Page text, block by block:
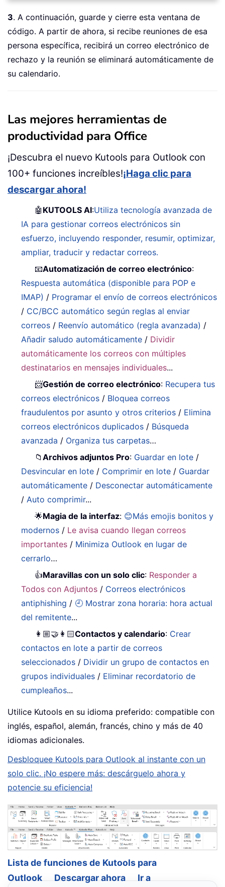
3. A continuación, guarde y cierre esta ventana de
código. A partir de ahora, si recibe reuniones de esa
persona específica, recibirá un correo electrónico de
rechazo y la reunión se eliminará automáticamente de
su calendario.
Las mejores herramientas de
productividad para Office
¡Descubra el nuevo Kutools para Outlook con
100+ funciones increíbles!¡Haga clic para
descargar ahora!
🤖 KUTOOLS AI:Utiliza tecnología avanzada de
IA para gestionar correos electrónicos sin
esfuerzo, incluyendo responder, resumir, optimizar,
ampliar, traducir y redactar correos.
📧Automatización de correo electrónico:
Respuesta automática (disponible para POP e
IMAP) / Programar el envío de correos electrónicos
/ CC/BCC automático según reglas al enviar
correos / Reenvío automático (regla avanzada) /
Añadir saludo automáticamente / Dividir
automáticamente los correos con múltiples
destinatarios en mensajes individuales...
📨Gestión de correo electrónico: Recupera tus
correos electrónicos / Bloquea correos
fraudulentos por asunto y otros criterios / Elimina
correos electrónicos duplicados / Búsqueda
avanzada / Organiza tus carpetas…
📁Archivos adjuntos Pro: Guardar en lote /
Desvincular en lote / Comprimir en lote / Guardar
automáticamente / Desconectar automáticamente
/Auto comprimir...
🌟Magia de la interfaz: 😊Más emojis bonitos y
modernos / Le avisa cuando llegan correos
importantes / Minimiza Outlook en lugar de
cerrarlo…
👍Maravillas con un solo clic: Responder a
Todos con Adjuntos / Correos electrónicos
antiphishing / 🕘 Mostrar zona horaria: hora actual
del remitente...
👩🏼‍🤝‍👩🏻Contactos y calendario: Crear
contactos en lote a partir de correos
seleccionados / Dividir un grupo de contactos en
grupos individuales / Eliminar recordatorio de
cumpleaños...
Utilice Kutools en su idioma preferido: compatible con
inglés, español, alemán, francés, chino y más de 40
idiomas adicionales.
Desbloquee Kutools para Outlook al instante con un
solo clic. ¡No espere más: descárguelo ahora y
potencie su eficiencia!
Lista de funciones de Kutools para
Outlook
Descargar ahora
Ir a